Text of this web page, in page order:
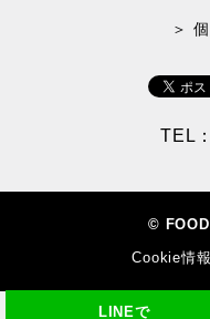
LINEで
＞
TEL
©
Cookie情